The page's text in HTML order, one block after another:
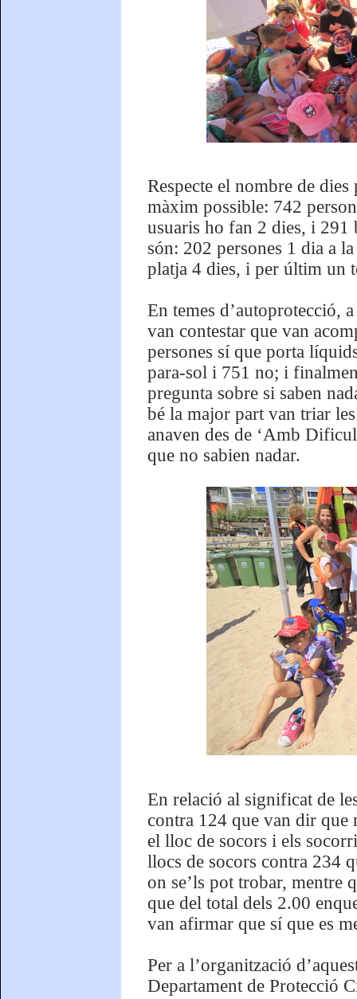
Respecte el nombre de dies
màxim possible: 742
usuaris ho fan 2 dies, i 291
són: 202 persones 1 dia a
platja 4 dies, i per últim un
En temes d’autoprotecció,
van contestar que van
persones sí que porta
para-sol i 751 no; i
pregunta sobre si saben
bé la major part van triar
anaven des de ‘Amb
que no sabien nadar.
En relació al significat de
contra 124 que van dir que
el lloc de socors i els
llocs de socors contra 234
on se’ls pot trobar, mentre
que del total dels 2.00
van afirmar que sí que es
Per a l’organització
Departament de Protecció